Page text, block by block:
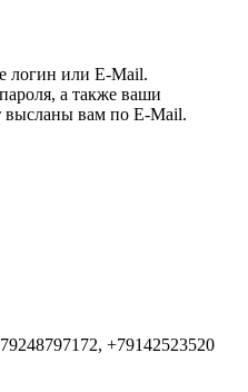
логин или E-Mail.
а также ваши
высланы вам по E-Mail.
+79142523520